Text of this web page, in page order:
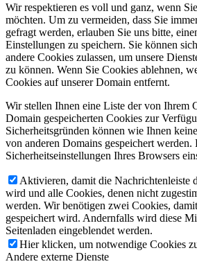
Wir respektieren es voll und ganz, wenn
möchten. Um zu vermeiden, dass Sie
gefragt werden, erlauben Sie uns bitte,
Einstellungen zu speichern. Sie können
andere Cookies zulassen, um unsere
zu können. Wenn Sie Cookies ablehnen,
Cookies auf unserer Domain entfernt.
Wir stellen Ihnen eine Liste der von Ihrem
Domain gespeicherten Cookies zur
Sicherheitsgründen können wie Ihnen
von anderen Domains gespeichert werden.
Sicherheitseinstellungen Ihres Browsers
Aktivieren, damit die Nachrichtenleiste
wird und alle Cookies, denen nicht
werden. Wir benötigen zwei Cookies,
gespeichert wird. Andernfalls wird diese
Seitenladen eingeblendet werden.
Hier klicken, um notwendige Cookies
Andere externe Dienste